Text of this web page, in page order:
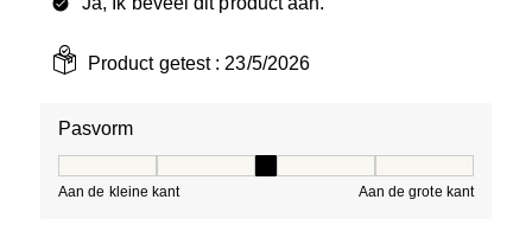
Product getest :23/5/2026
Pasvorm
Aan de kleine kant Aan de grote kant